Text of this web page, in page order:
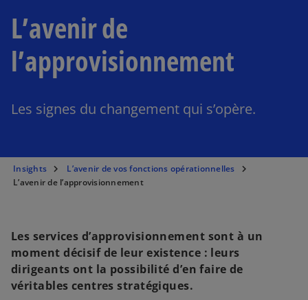
L’avenir de
l’approvisionnement
Les signes du changement qui s’opère.
Insights
L’avenir de vos fonctions opérationnelles
L’avenir de l’approvisionnement
Les services d’approvisionnement sont à un
moment décisif de leur existence : leurs
dirigeants ont la possibilité d’en faire de
véritables centres stratégiques.